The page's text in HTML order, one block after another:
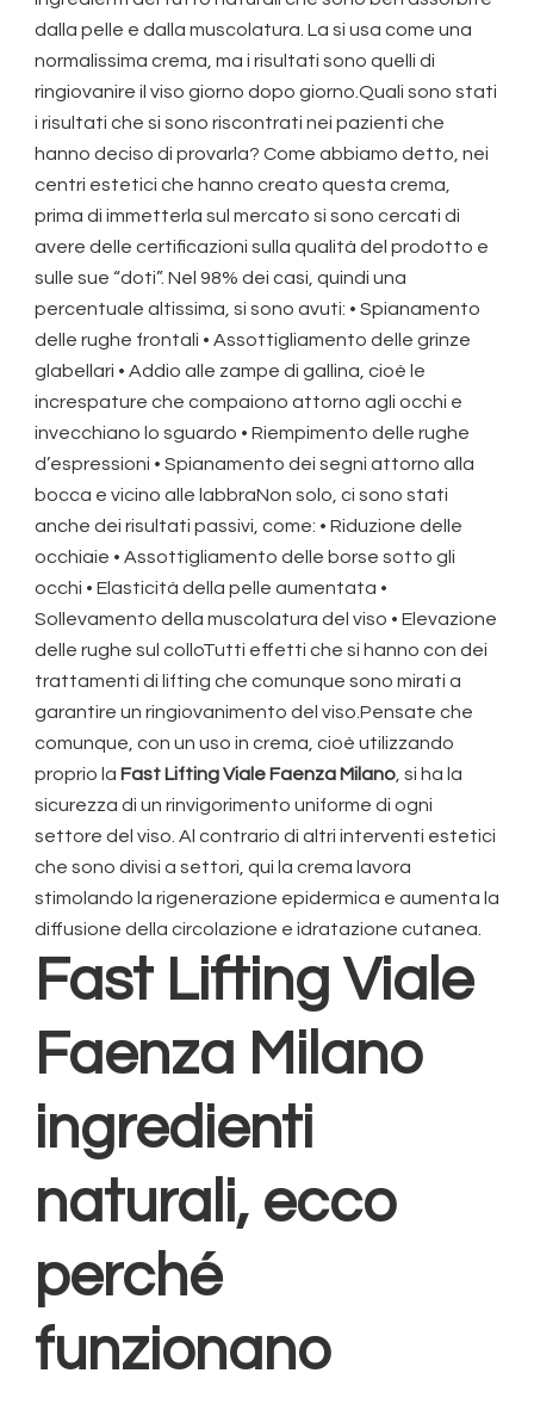
dalla pelle e dalla muscolatura. La si usa come una
normalissima crema, ma i risultati sono quelli di
ringiovanire il viso giorno dopo giorno.Quali sono stati
i risultati che si sono riscontrati nei pazienti che
hanno deciso di provarla? Come abbiamo detto, nei
centri estetici che hanno creato questa crema,
prima di immetterla sul mercato si sono cercati di
avere delle certificazioni sulla qualità del prodotto e
sulle sue “doti”. Nel 98% dei casi, quindi una
percentuale altissima, si sono avuti: • Spianamento
delle rughe frontali • Assottigliamento delle grinze
glabellari • Addio alle zampe di gallina, cioè le
increspature che compaiono attorno agli occhi e
invecchiano lo sguardo • Riempimento delle rughe
d’espressioni • Spianamento dei segni attorno alla
bocca e vicino alle labbraNon solo, ci sono stati
anche dei risultati passivi, come: • Riduzione delle
occhiaie • Assottigliamento delle borse sotto gli
occhi • Elasticità della pelle aumentata •
Sollevamento della muscolatura del viso • Elevazione
delle rughe sul colloTutti effetti che si hanno con dei
trattamenti di lifting che comunque sono mirati a
garantire un ringiovanimento del viso.Pensate che
comunque, con un uso in crema, cioè utilizzando
proprio la Fast Lifting Viale Faenza Milano, si ha la
sicurezza di un rinvigorimento uniforme di ogni
settore del viso. Al contrario di altri interventi estetici
che sono divisi a settori, qui la crema lavora
stimolando la rigenerazione epidermica e aumenta la
diffusione della circolazione e idratazione cutanea.
Fast Lifting Viale
Faenza Milano
ingredienti
naturali, ecco
perché
funzionano